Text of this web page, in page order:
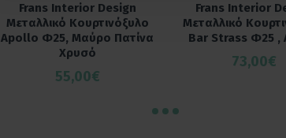
Frans Interior Design
Μεταλλικό Κουρτινόξυλο
Apollo Φ25, Μαύρο Πατίνα
Χρυσό
55,00€
Frans Interior
Μεταλλικό
Bar Strass Φ25 ,
73,00€